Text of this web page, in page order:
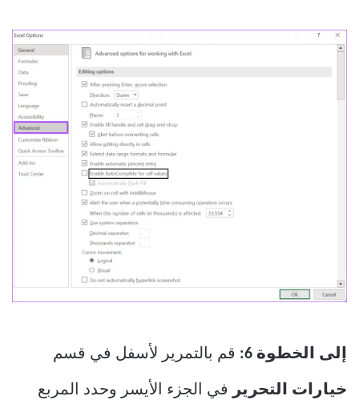
إلى الخطوة 6: قم بالتمرير لأسفل في قسم
خيارات التحرير في الجزء الأيسر وحدد المربع